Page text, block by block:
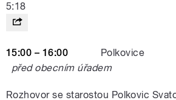
5:18
15:00 – 16:00
před obecním úřadem
Rozhovor se starostou Polkovic